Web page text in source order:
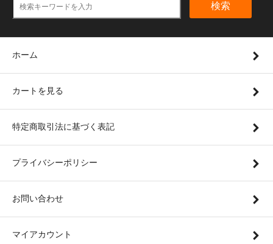
検索
ホーム
カートを見る
特定商取引法に基づく表記
プライバシーポリシー
お問い合わせ
マイアカウント